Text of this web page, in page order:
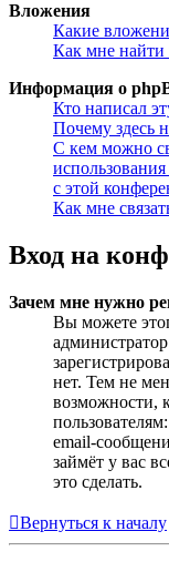
Вложения
Какие
Как мне
Информация о
Кто написал
Почему здесь
С кем можно
с этой
Как мне
Вход на
Зачем мне нужно
Вы можете
нет. Тем не
возможности,
email-
займёт у вас
это сделать.
Вернуться к началу